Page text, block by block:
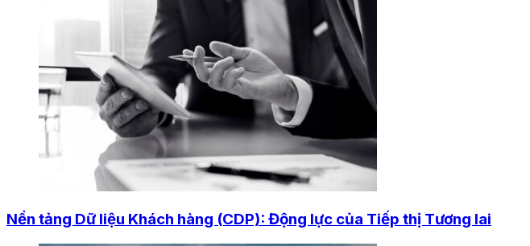
Nền tảng Dữ liệu Khách hàng (CDP): Động lực của Tiếp thị Tương lai